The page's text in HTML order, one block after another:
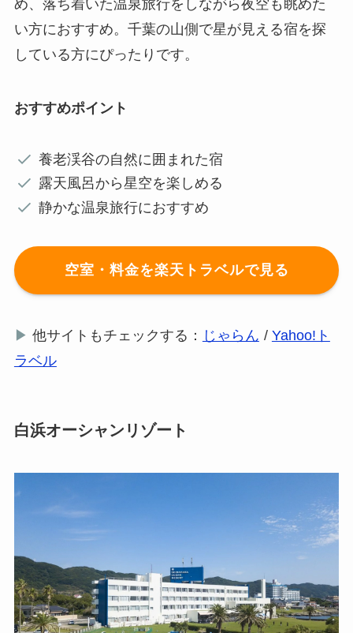
め、落ち着いた温泉旅行をしながら夜空も眺めた
い方におすすめ。千葉の山側で星が見える宿を探
している方にぴったりです。
おすすめポイント
養老渓谷の自然に囲まれた宿
露天風呂から星空を楽しめる
静かな温泉旅行におすすめ
空室・料金を楽天トラベルで見る
▶ 他サイトもチェックする： じゃらん / Yahoo!ト
ラベル
白浜オーシャンリゾート